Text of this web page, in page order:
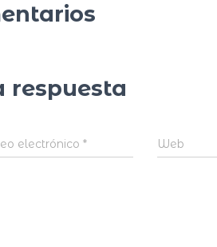
respuesta
electrónico* Web